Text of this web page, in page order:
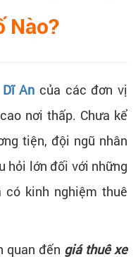
Nào?
An của các đơn vị
nơi thấp. Chưa kể
tiện, đội ngũ nhân
hỏi lớn đối với những
có kinh nghiệm thuê
quan đến giá thuê xe